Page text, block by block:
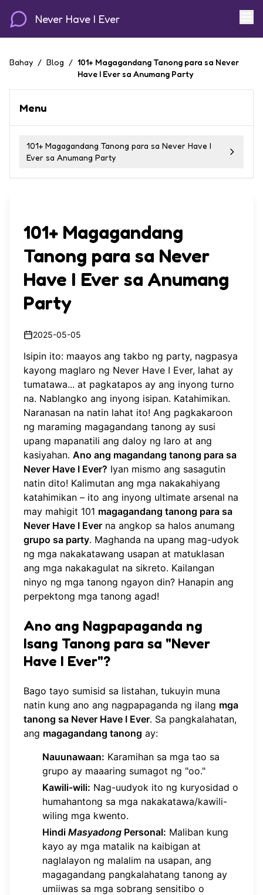
Never Have I Ever
Bahay / Blog / 101+ Magagandang Tanong para sa Never
Have I Ever sa Anumang Party
Menu
101+ Magagandang Tanong para sa Never Have I
Ever sa Anumang Party
101+ Magagandang
Tanong para sa Never
Have I Ever sa Anumang
Party
2025-05-05
Isipin ito: maayos ang takbo ng party, nagpasya
kayong maglaro ng Never Have I Ever, lahat ay
tumatawa... at pagkatapos ay ang inyong turno
na. Nablangko ang inyong isipan. Katahimikan.
Naranasan na natin lahat ito! Ang pagkakaroon
ng maraming magagandang tanong ay susi
upang mapanatili ang daloy ng laro at ang
kasiyahan. Ano ang magandang tanong para sa
Never Have I Ever? Iyan mismo ang sasagutin
natin dito! Kalimutan ang mga nakakahiyang
katahimikan – ito ang inyong ultimate arsenal na
may mahigit 101 magagandang tanong para sa
Never Have I Ever na angkop sa halos anumang
grupo sa party. Maghanda na upang mag-udyok
ng mga nakakatawang usapan at matuklasan
ang mga nakakagulat na sikreto. Kailangan
ninyo ng mga tanong ngayon din? Hanapin ang
perpektong mga tanong agad!
Ano ang Nagpapaganda ng
Isang Tanong para sa "Never
Have I Ever"?
Bago tayo sumisid sa listahan, tukuyin muna
natin kung ano ang nagpapaganda ng ilang mga
tanong sa Never Have I Ever. Sa pangkalahatan,
ang magagandang tanong ay:
Nauunawaan: Karamihan sa mga tao sa
grupo ay maaaring sumagot ng "oo."
Kawili-wili: Nag-uudyok ito ng kuryosidad o
humahantong sa mga nakakatawa/kawili-
wiling mga kwento.
Hindi Masyadong Personal: Maliban kung
kayo ay mga matalik na kaibigan at
naglalayon ng malalim na usapan, ang
magagandang pangkalahatang tanong ay
umiiwas sa mga sobrang sensitibo o